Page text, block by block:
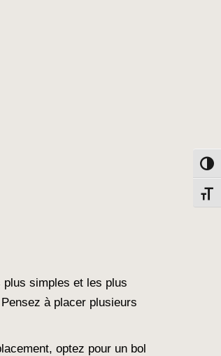
plus simples et les plus
à placer plusieurs
optez pour un bol